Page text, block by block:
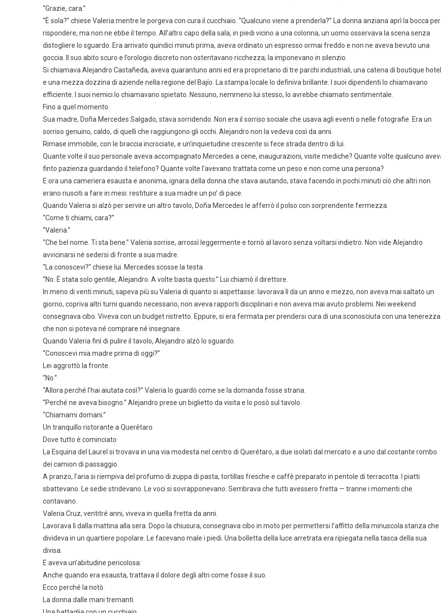
“Grazie, cara.”
“È sola?” chiese Valeria mentre le porgeva con cura il cucchiaio. “Qualcuno viene a prenderla?” La donna anziana aprì la bocca per
rispondere, ma non ne ebbe il tempo. All’altro capo della sala, in piedi vicino a una colonna, un uomo osservava la scena senza
distogliere lo sguardo. Era arrivato quindici minuti prima, aveva ordinato un espresso ormai freddo e non ne aveva bevuto una
goccia. Il suo abito scuro e l’orologio discreto non ostentavano ricchezza; la imponevano in silenzio.
Si chiamava Alejandro Castañeda, aveva quarantuno anni ed era proprietario di tre parchi industriali, una catena di boutique hotel
e una mezza dozzina di aziende nella regione del Bajío. La stampa locale lo definiva brillante. I suoi dipendenti lo chiamavano
efficiente. I suoi nemici lo chiamavano spietato. Nessuno, nemmeno lui stesso, lo avrebbe chiamato sentimentale.
Fino a quel momento.
Sua madre, Doña Mercedes Salgado, stava sorridendo. Non era il sorriso sociale che usava agli eventi o nelle fotografie. Era un
sorriso genuino, caldo, di quelli che raggiungono gli occhi. Alejandro non la vedeva così da anni.
Rimase immobile, con le braccia incrociate, e un’inquietudine crescente si fece strada dentro di lui.
Quante volte il suo personale aveva accompagnato Mercedes a cene, inaugurazioni, visite mediche? Quante volte qualcuno
finto pazienza guardando il telefono? Quante volte l’avevano trattata come un peso e non come una persona?
E ora una cameriera esausta e anonima, ignara della donna che stava aiutando, stava facendo in pochi minuti ciò che altri non
erano riusciti a fare in mesi: restituire a sua madre un po’ di pace.
Quando Valeria si alzò per servire un altro tavolo, Doña Mercedes le afferrò il polso con sorprendente fermezza.
“Come ti chiami, cara?”
“Valeria.”
“Che bel nome. Ti sta bene.” Valeria sorrise, arrossì leggermente e tornò al lavoro senza voltarsi indietro. Non vide Alejandro
avvicinarsi né sedersi di fronte a sua madre.
“La conoscevi?” chiese lui. Mercedes scosse la testa.
“No. È stata solo gentile, Alejandro. A volte basta questo.” Lui chiamò il direttore.
In meno di venti minuti, sapeva più su Valeria di quanto si aspettasse: lavorava lì da un anno e mezzo, non aveva mai saltato un
giorno, copriva altri turni quando necessario, non aveva rapporti disciplinari e non aveva mai avuto problemi. Nei weekend
consegnava cibo. Viveva con un budget ristretto. Eppure, si era fermata per prendersi cura di una sconosciuta con una tenerezza
che non si poteva né comprare né insegnare.
Quando Valeria finì di pulire il tavolo, Alejandro alzò lo sguardo.
“Conoscevi mia madre prima di oggi?”
Lei aggrottò la fronte.
“No.”
“Allora perché l’hai aiutata così?” Valeria lo guardò come se la domanda fosse strana.
“Perché ne aveva bisogno.” Alejandro prese un biglietto da visita e lo posò sul tavolo.
“Chiamami domani.”
Un tranquillo ristorante a Querétaro
Dove tutto è cominciato
La Esquina del Laurel si trovava in una via modesta nel centro di Querétaro, a due isolati dal mercato e a uno dal costante rombo
dei camion di passaggio.
A pranzo, l’aria si riempiva del profumo di zuppa di pasta, tortillas fresche e caffè preparato in pentole di terracotta. I piatti
sbattevano. Le sedie stridevano. Le voci si sovrapponevano. Sembrava che tutti avessero fretta — tranne i momenti che
contavano.
Valeria Cruz, ventitré anni, viveva in quella fretta da anni.
Lavorava lì dalla mattina alla sera. Dopo la chiusura, consegnava cibo in moto per permettersi l’affitto della minuscola stanza che
divideva in un quartiere popolare. Le facevano male i piedi. Una bolletta della luce arretrata era ripiegata nella tasca della sua
divisa.
E aveva un’abitudine pericolosa:
Anche quando era esausta, trattava il dolore degli altri come fosse il suo.
Ecco perché la notò.
La donna dalle mani tremanti